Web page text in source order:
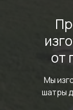
от
Мы
шатры